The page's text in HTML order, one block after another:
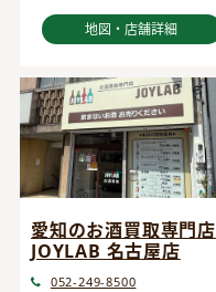
地図・店舗詳細
愛知のお酒買取専門店
JOYLAB 名古屋店
052-249-8500